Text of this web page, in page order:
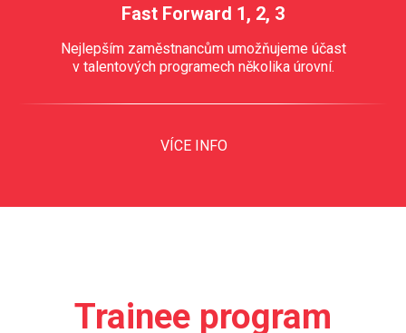
Fast Forward 1, 2, 3
Nejlepším zaměstnancům umožňujeme účast
v talentových programech několika úrovní.
VÍCE INFO
Trainee program